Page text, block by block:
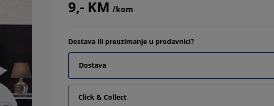
9,- KM /kom
Dostava ili preuzimanje u prodavnici?
Dostava
Click & Collect
4.411764705882353%
1.4705882352941175%
10.294117647058822%